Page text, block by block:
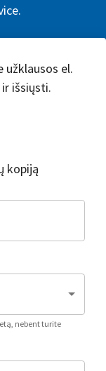
el.
išsiųsti.
kopiją
nebent turite